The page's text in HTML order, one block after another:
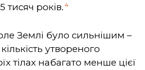
тисяч років. 4
Землі було сильнішим –
утвореного
тілах набагато менше цієї